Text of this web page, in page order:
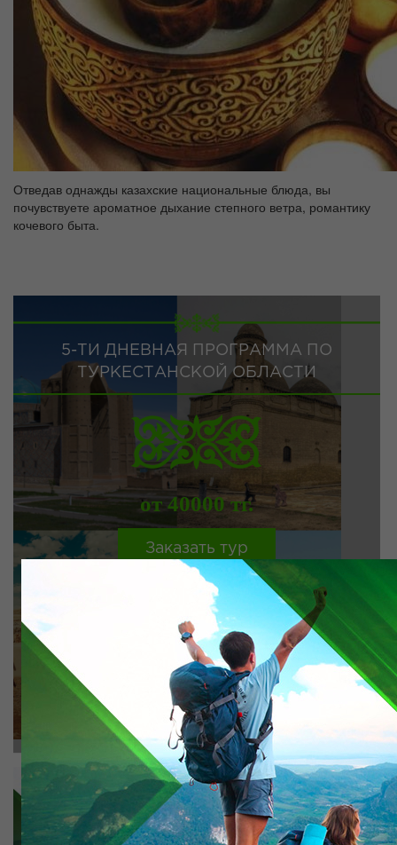
Отведав однажды казахские национальные блюда, вы
почувствуете ароматное дыхание степного ветра, романтику
кочевого быта.
5-ТИ ДНЕВНАЯ ПРОГРАММА ПО
ТУРКЕСТАНСКОЙ ОБЛАСТИ
от 40000 тг.
Заказать тур
подробнее